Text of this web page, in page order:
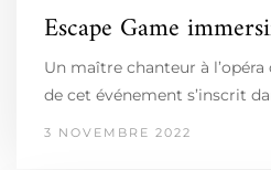
Escape Game
Un maître chanteur à
de cet événement s’inscrit
3 NOVEMBRE 2022